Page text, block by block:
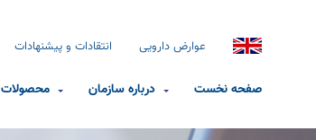
عوارض دارویی انتقادات و پیشنهادات
صفحه نخست درباره سازمان محصولات